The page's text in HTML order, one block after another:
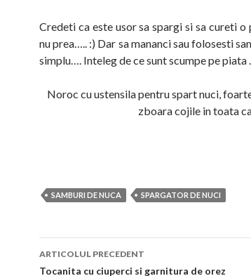
Credeti ca este usor sa spargi si sa cureti o
nu prea….. :) Dar sa mananci sau folosesti
simplu…. Inteleg de ce sunt scumpe pe piata
Noroc cu ustensila pentru spart nuci,
zboara cojile in toata
SAMBURI DE NUCA SPARGATOR DE NUCI
Navigare
ARTICOLUL PRECEDENT
Tocanita cu ciuperci si garnitura de orez